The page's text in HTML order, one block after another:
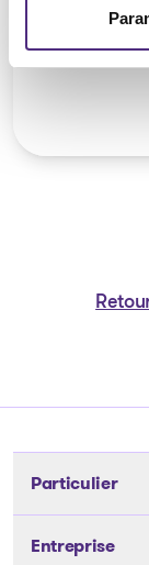
Particulier
Outils
Entreprise